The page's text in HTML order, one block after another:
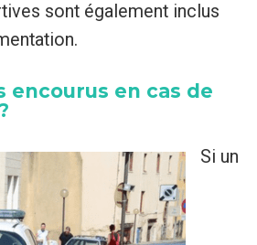
sont également inclus
encourus en cas de
Si un